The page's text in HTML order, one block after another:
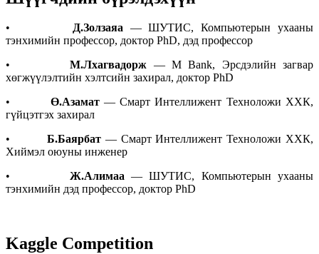
• Д.Золзаяа— ШУТИС, Компьютерын ухааны
тэнхимийн профессор, доктор PhD, дэд профессор
•М.Лхагвадорж — M Bank, Эрсдэлийн загвар
хөгжүүлэлтийн хэлтсийн захирал, доктор PhD
• Ө.Азамат— Смарт Интеллижент Техноложи ХХК,
гүйцэтгэх захирал
•Б.Баярбат — Смарт Интеллижент Техноложи ХХК,
Хиймэл оюуны инженер
• Ж.Алимаа— ШУТИС, Компьютерын ухааны
тэнхимийн дэд профессор, доктор PhD
Kaggle Competition